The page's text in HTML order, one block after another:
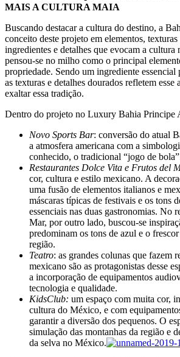
MAIS A CULTURA MAIA
Buscando destacar a cultura do destino, a
conceito deste projeto em elementos,
ingredientes e detalhes que evocam a cultura
pensou-se no milho como o principal
propriedade. Sendo um ingrediente essencial
as texturas e detalhes dourados refletem esse
exaltar essa tradição.
Dentro do projeto no Luxury Bahia Principe
Novo Sports Bar: conversão do atual
a atmosfera americana com a
conhecido, o tradicional “jogo de
Restaurantes Dolce Vita e Frutos del
cor, cultura e estilo mexicano. A
uma fusão de elementos italianos e
máscaras típicas de festivais e os tons
essenciais nas duas gastronomias. No
Mar, por outro lado, buscou-se
predominam os tons de azul e o
região.
Teatro: as grandes colunas que fazem
mexicano são as protagonistas desse
a incorporação de equipamentos
tecnologia e qualidade.
KidsClub: um espaço com muita cor,
cultura do México, e com
garantir a diversão dos pequenos. O
simulação das montanhas da região e
da selva no México.